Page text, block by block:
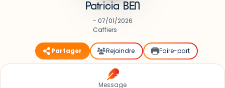
Patricia BEN
- 07/01/2026
Caffiers
Partager Rejoindre Faire-part
Message